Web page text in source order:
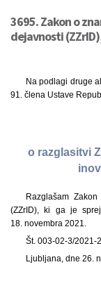
3695. Zakon o
dejavnosti
Na podlagi druge
91. člena Ustave
o razglasitvi
Razglašam
(ZZrID), ki ga je
18. novembra 2021.
Št. 003-02-3/2021-
Ljubljana, dne 26.